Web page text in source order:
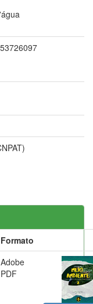
Formato
Adobe
PDF